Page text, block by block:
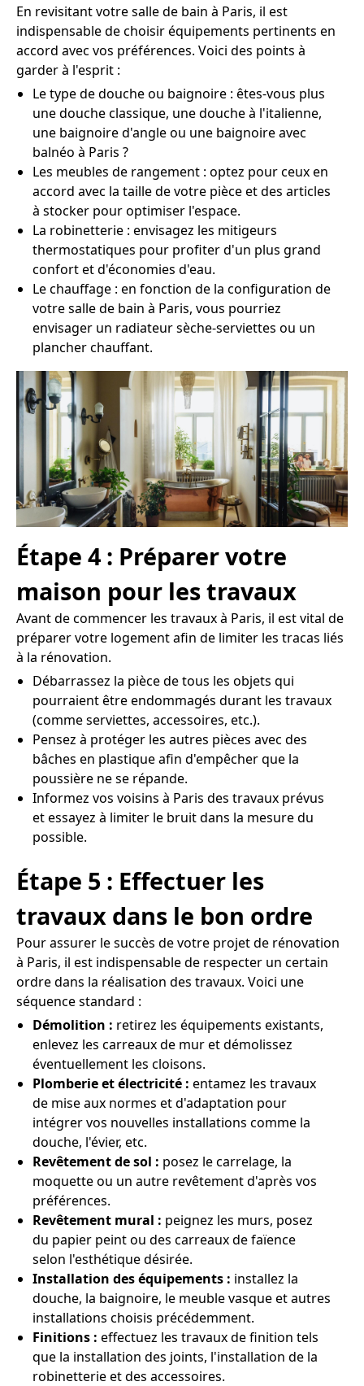
En revisitant votre salle de bain à Paris, il est
indispensable de choisir équipements pertinents en
accord avec vos préférences. Voici des points à
garder à l'esprit :
Le type de douche ou baignoire : êtes-vous plus
une douche classique, une douche à l'italienne,
une baignoire d'angle ou une baignoire avec
balnéo à Paris ?
Les meubles de rangement : optez pour ceux en
accord avec la taille de votre pièce et des articles
à stocker pour optimiser l'espace.
La robinetterie : envisagez les mitigeurs
thermostatiques pour profiter d'un plus grand
confort et d'économies d'eau.
Le chauffage : en fonction de la configuration de
votre salle de bain à Paris, vous pourriez
envisager un radiateur sèche-serviettes ou un
plancher chauffant.
Étape 4 : Préparer votre
maison pour les travaux
Avant de commencer les travaux à Paris, il est vital de
préparer votre logement afin de limiter les tracas liés
à la rénovation.
Débarrassez la pièce de tous les objets qui
pourraient être endommagés durant les travaux
(comme serviettes, accessoires, etc.).
Pensez à protéger les autres pièces avec des
bâches en plastique afin d'empêcher que la
poussière ne se répande.
Informez vos voisins à Paris des travaux prévus
et essayez à limiter le bruit dans la mesure du
possible.
Étape 5 : Effectuer les
travaux dans le bon ordre
Pour assurer le succès de votre projet de rénovation
à Paris, il est indispensable de respecter un certain
ordre dans la réalisation des travaux. Voici une
séquence standard :
Démolition : retirez les équipements existants,
enlevez les carreaux de mur et démolissez
éventuellement les cloisons.
Plomberie et électricité : entamez les travaux
de mise aux normes et d'adaptation pour
intégrer vos nouvelles installations comme la
douche, l'évier, etc.
Revêtement de sol : posez le carrelage, la
moquette ou un autre revêtement d'après vos
préférences.
Revêtement mural : peignez les murs, posez
du papier peint ou des carreaux de faïence
selon l'esthétique désirée.
Installation des équipements : installez la
douche, la baignoire, le meuble vasque et autres
installations choisis précédemment.
Finitions : effectuez les travaux de finition tels
que la installation des joints, l'installation de la
robinetterie et des accessoires.